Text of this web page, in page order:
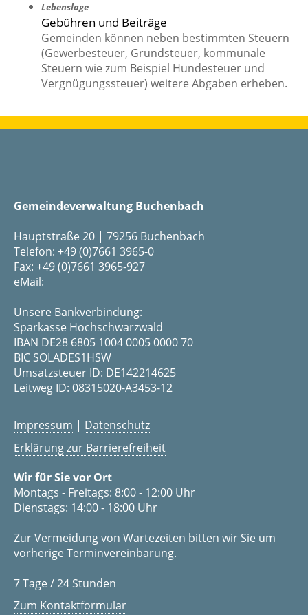
Lebenslage
Gebühren und Beiträge
Gemeinden können neben bestimmten Steuern
(Gewerbesteuer, Grundsteuer, kommunale
Steuern wie zum Beispiel Hundesteuer und
Vergnügungssteuer) weitere Abgaben erheben.
Gemeindeverwaltung Buchenbach
Hauptstraße 20 | 79256 Buchenbach
Telefon: +49 (0)7661 3965-0
Fax: +49 (0)7661 3965-927
eMail:
Unsere Bankverbindung:
Sparkasse Hochschwarzwald
IBAN DE28 6805 1004 0005 0000 70
BIC SOLADES1HSW
Umsatzsteuer ID: DE142214625
Leitweg ID: 08315020-A3453-12
Impressum | Datenschutz
Erklärung zur Barrierefreiheit
Wir für Sie vor Ort
Montags - Freitags: 8:00 - 12:00 Uhr
Dienstags: 14:00 - 18:00 Uhr
Zur Vermeidung von Wartezeiten bitten wir Sie um
vorherige Terminvereinbarung.
7 Tage / 24 Stunden
Zum Kontaktformular